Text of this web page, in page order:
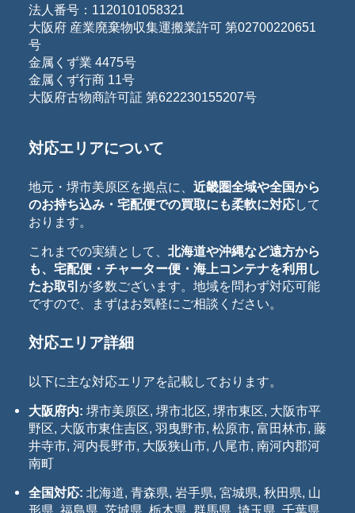
法人番号：1120101058321
大阪府 産業廃棄物収集運搬業許可 第02700220651
号
金属くず業 4475号
金属くず行商 11号
大阪府古物商許可証 第622230155207号
対応エリアについて
地元・堺市美原区を拠点に、 近畿圏全域や全国から
のお持ち込み・宅配便での買取にも柔軟に対応して
おります。
これまでの実績として、 北海道や沖縄など遠方から
も、宅配便・チャーター便・海上コンテナを利用し
たお取引 が多数ございます。地域を問わず対応可能
ですので、まずはお気軽にご相談ください。
対応エリア詳細
以下に主な対応エリアを記載しております。
大阪府内: 堺市美原区, 堺市北区, 堺市東区, 大阪市平
野区, 大阪市東住吉区, 羽曳野市, 松原市, 富田林市, 藤
井寺市, 河内長野市, 大阪狭山市, 八尾市, 南河内郡河
南町
全国対応: 北海道, 青森県, 岩手県, 宮城県, 秋田県, 山
形県, 福島県, 茨城県, 栃木県, 群馬県, 埼玉県, 千葉県,